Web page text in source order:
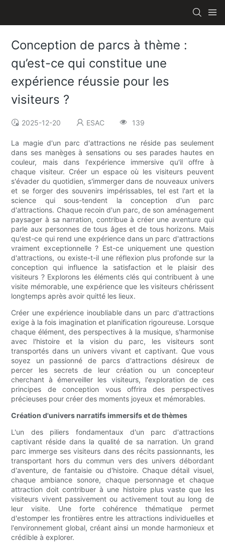
Conception de parcs à thème :
qu’est-ce qui constitue une
expérience réussie pour les
visiteurs ?
2025-12-20 ESAC 139
La magie d'un parc d'attractions ne réside pas seulement
dans ses manèges à sensations ou ses parades hautes en
couleur, mais dans l'expérience immersive qu'il offre à
chaque visiteur. Créer un espace où les visiteurs peuvent
s'évader du quotidien, s'immerger dans de nouveaux univers
et se forger des souvenirs impérissables, tel est l'art et la
science qui sous-tendent la conception d'un parc
d'attractions. Chaque recoin d'un parc, de son aménagement
paysager à sa narration, contribue à créer une aventure qui
parle aux personnes de tous âges et de tous horizons. Mais
qu'est-ce qui rend une expérience dans un parc d'attractions
vraiment exceptionnelle ? Est-ce uniquement une question
d'attractions, ou existe-t-il une réflexion plus profonde sur la
conception qui influence la satisfaction et le plaisir des
visiteurs ? Explorons les éléments clés qui contribuent à une
visite mémorable, une expérience que les visiteurs chérissent
longtemps après avoir quitté les lieux.
Créer une expérience inoubliable dans un parc d'attractions
exige à la fois imagination et planification rigoureuse. Lorsque
chaque élément, des perspectives à la musique, s'harmonise
avec l'histoire et la vision du parc, les visiteurs sont
transportés dans un univers vivant et captivant. Que vous
soyez un passionné de parcs d'attractions désireux de
percer les secrets de leur création ou un concepteur
cherchant à émerveiller les visiteurs, l'exploration de ces
principes de conception vous offrira des perspectives
précieuses pour créer des moments joyeux et mémorables.
Création d'univers narratifs immersifs et de thèmes
L'un des piliers fondamentaux d'un parc d'attractions
captivant réside dans la qualité de sa narration. Un grand
parc immerge ses visiteurs dans des récits passionnants, les
transportant hors du commun vers des univers débordant
d'aventure, de fantaisie ou d'histoire. Chaque détail visuel,
chaque ambiance sonore, chaque personnage et chaque
attraction doit contribuer à une histoire plus vaste que les
visiteurs vivent passivement ou activement tout au long de
leur visite. Une forte cohérence thématique permet
d'estomper les frontières entre les attractions individuelles et
l'environnement global, créant ainsi un monde harmonieux et
crédible à explorer.